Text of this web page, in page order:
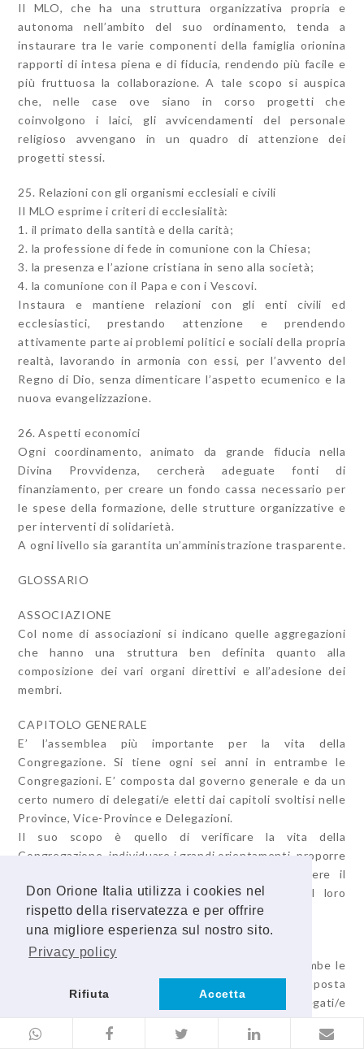
Don Orione Italia utilizza i cookies nel
rispetto della riservatezza e per offrire
una migliore esperienza sul nostro sito.
Privacy policy
Rifiuta Accetta
Il MLO, che ha una struttura organizzativa propria e
autonoma nell’ambito del suo ordinamento, tenda a
instaurare tra le varie componenti della famiglia orionina
rapporti di intesa piena e di fiducia, rendendo più facile e
più fruttuosa la collaborazione. A tale scopo si auspica
che, nelle case ove siano in corso progetti che
coinvolgono i laici, gli avvicendamenti del personale
religioso avvengano in un quadro di attenzione dei
progetti stessi.
25. Relazioni con gli organismi ecclesiali e civili
Il MLO esprime i criteri di ecclesialità:
1. il primato della santità e della carità;
2. la professione di fede in comunione con la Chiesa;
3. la presenza e l’azione cristiana in seno alla società;
4. la comunione con il Papa e con i Vescovi.
Instaura e mantiene relazioni con gli enti civili ed
ecclesiastici, prestando attenzione e prendendo
attivamente parte ai problemi politici e sociali della propria
realtà, lavorando in armonia con essi, per l’avvento del
Regno di Dio, senza dimenticare l’aspetto ecumenico e la
nuova evangelizzazione.
26. Aspetti economici
Ogni coordinamento, animato da grande fiducia nella
Divina Provvidenza, cercherà adeguate fonti di
finanziamento, per creare un fondo cassa necessario per
le spese della formazione, delle strutture organizzative e
per interventi di solidarietà.
A ogni livello sia garantita un’amministrazione trasparente.
GLOSSARIO
ASSOCIAZIONE
Col nome di associazioni si indicano quelle aggregazioni
che hanno una struttura ben definita quanto alla
composizione dei vari organi direttivi e all’adesione dei
membri.
CAPITOLO GENERALE
E’ l’assemblea più importante per la vita della
Congregazione. Si tiene ogni sei anni in entrambe le
Congregazioni. E’ composta dal governo generale e da un
certo numero di delegati/e eletti dai capitoli svoltisi nelle
Province, Vice-Province e Delegazioni.
Il suo scopo è quello di verificare la vita della
Congregazione, individuare i grandi orientamenti, proporre
linee di azione valide per un sessennio, eleggere il
Direttore generale o la Superiora generale e il loro
Consiglio.
CAPITOLO PROVINCIALE
E’ un’assemblea che si tiene ogni sei anni in entrambe le
Congregazioni, prima del Capitolo generale. E’ composta
dal governo provinciale e da un certo numero di delegati/e
Il suo scopo è quello di verificare la vita della Provincia,